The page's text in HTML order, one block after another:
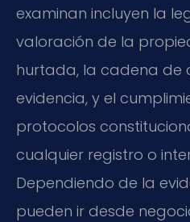
examinan incluyen la
valoración de la
hurtada, la cadena de
evidencia, y el
protocolos
cualquier registro o
Dependiendo de la
pueden ir desde